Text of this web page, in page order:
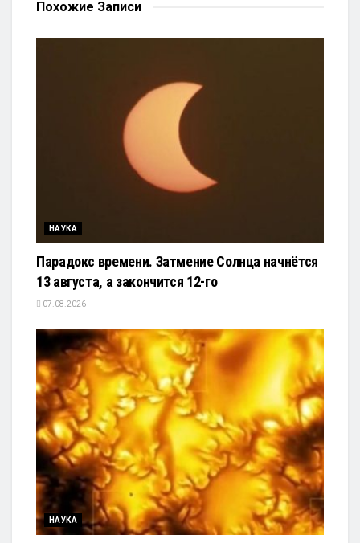
Похожие Записи
НАУКА
Парадокс времени. Затмение Солнца начнётся
13 августа, а закончится 12-го
07.08.2026
НАУКА